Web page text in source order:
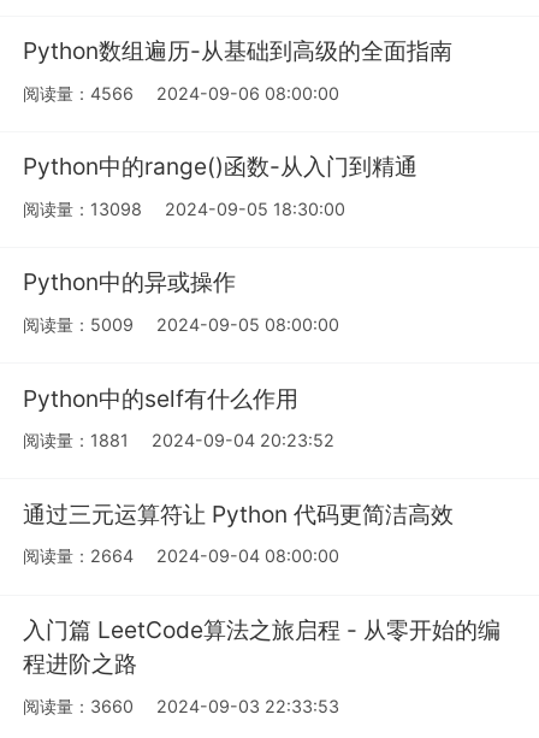
Python数组遍历-从基础到高级的全面指南
阅读量：4566 2024-09-06 08:00:00
Python中的range()函数-从入门到精通
阅读量：13098 2024-09-05 18:30:00
Python中的异或操作
阅读量：5009 2024-09-05 08:00:00
Python中的self有什么作用
阅读量：1881 2024-09-04 20:23:52
通过三元运算符让 Python 代码更简洁高效
阅读量：2664 2024-09-04 08:00:00
入门篇 LeetCode算法之旅启程 - 从零开始的编
程进阶之路
阅读量：3660 2024-09-03 22:33:53